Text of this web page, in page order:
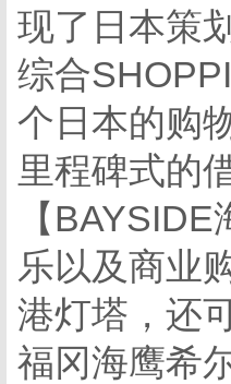
现了日本策
综合
个日本的购
里程碑式的
【
乐以及商业
港灯塔，还
福冈海鹰希